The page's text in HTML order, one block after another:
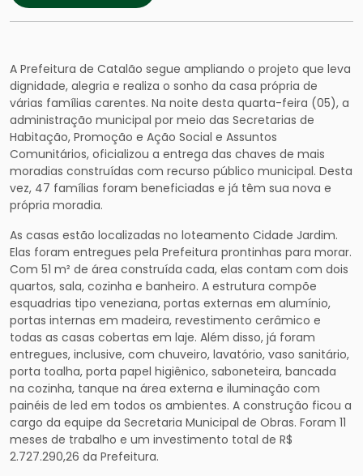
A Prefeitura de Catalão segue ampliando o projeto que leva
dignidade, alegria e realiza o sonho da casa própria de
várias famílias carentes. Na noite desta quarta-feira (05), a
administração municipal por meio das Secretarias de
Habitação, Promoção e Ação Social e Assuntos
Comunitários, oficializou a entrega das chaves de mais
moradias construídas com recurso público municipal. Desta
vez, 47 famílias foram beneficiadas e já têm sua nova e
própria moradia.
As casas estão localizadas no loteamento Cidade Jardim.
Elas foram entregues pela Prefeitura prontinhas para morar.
Com 51 m² de área construída cada, elas contam com dois
quartos, sala, cozinha e banheiro. A estrutura compõe
esquadrias tipo veneziana, portas externas em alumínio,
portas internas em madeira, revestimento cerâmico e
todas as casas cobertas em laje. Além disso, já foram
entregues, inclusive, com chuveiro, lavatório, vaso sanitário,
porta toalha, porta papel higiênico, saboneteira, bancada
na cozinha, tanque na área externa e iluminação com
painéis de led em todos os ambientes. A construção ficou a
cargo da equipe da Secretaria Municipal de Obras. Foram 11
meses de trabalho e um investimento total de R$
2.727.290,26 da Prefeitura.